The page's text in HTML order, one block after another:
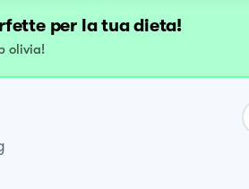
per la tua dieta!
olivia!